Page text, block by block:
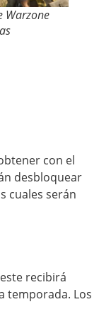
Warzone
con el
desbloquear
cuales serán
recibirá
temporada. Los